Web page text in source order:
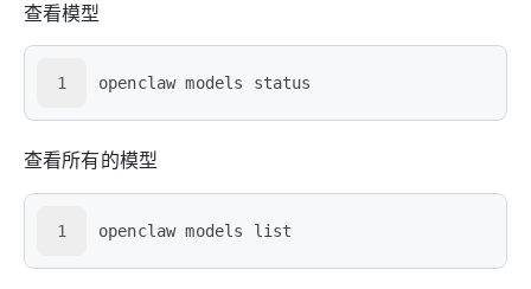
查看模型
1 openclaw models status
查看所有的模型
1 openclaw models list